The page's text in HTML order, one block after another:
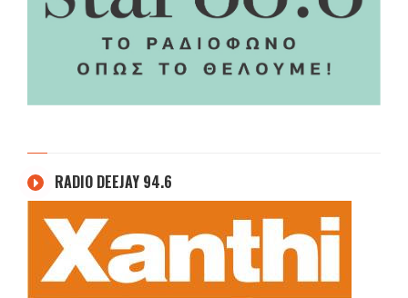
RADIO DEEJAY 94.6